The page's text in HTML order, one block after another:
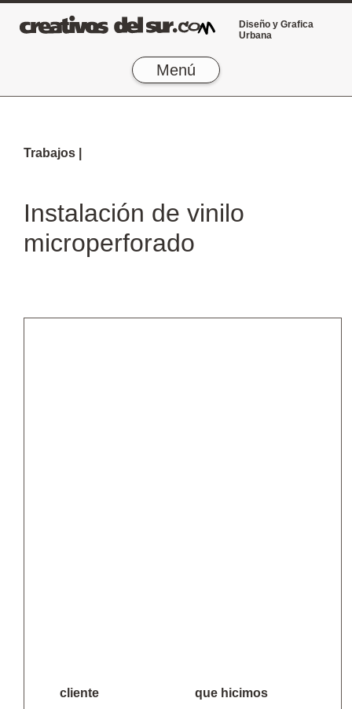
Diseño y Grafica
Urbana
Menú
Trabajos |
Instalación de vinilo
microperforado
cliente que hicimos